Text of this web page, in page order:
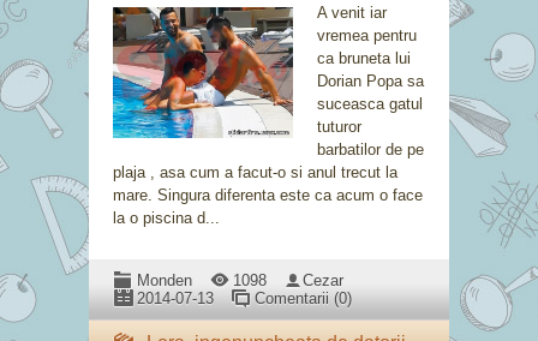
A venit iar
vremea pentru
ca bruneta lui
Dorian Popa sa
suceasca gatul
tuturor
barbatilor de pe
plaja , asa cum a facut-o si anul trecut la
mare. Singura diferenta este ca acum o face
la o piscina d...
Monden 1098
Cezar
2014-07-13
Comentarii (0)